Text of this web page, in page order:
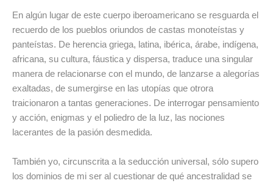
En algún lugar de este cuerpo iberoamericano se resguarda el
recuerdo de los pueblos oriundos de castas monoteístas y
panteístas. De herencia griega, latina, ibérica, árabe, indígena,
africana, su cultura, fáustica y dispersa, traduce una singular
manera de relacionarse con el mundo, de lanzarse a alegorías
exaltadas, de sumergirse en las utopías que otrora
traicionaron a tantas generaciones. De interrogar pensamiento
y acción, enigmas y el poliedro de la luz, las nociones
lacerantes de la pasión desmedida.
También yo, circunscrita a la seducción universal, sólo supero
los dominios de mi ser al cuestionar de qué ancestralidad se